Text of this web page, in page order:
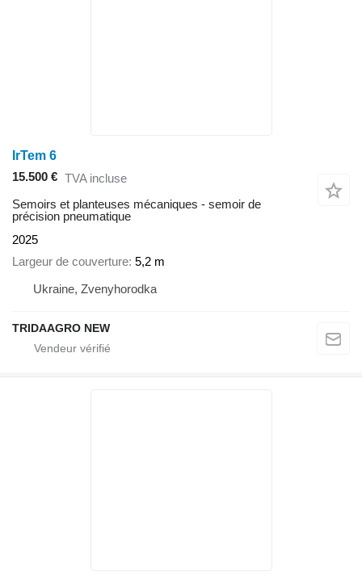
IrTem 6
15.500 € TVA incluse
Semoirs et planteuses mécaniques - semoir de
précision pneumatique
2025
Largeur de couverture 5,2 m
Ukraine, Zvenyhorodka
TRIDAAGRO NEW